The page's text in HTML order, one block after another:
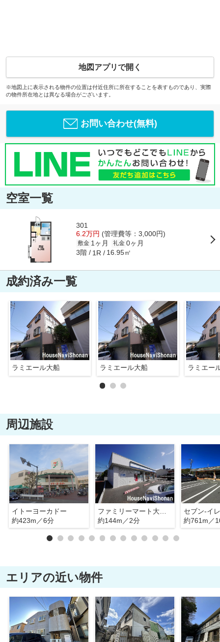
地図アプリで開く
※地図上に表示される物件の位置は付近住所に所在することを表すものであり、実際
の物件所在地とは異なる場合がございます。
お問い合わせ(無料)
空室一覧
301
6.2万円 (管理費等：3,000円)
敷金 1ヶ月 礼金 0ヶ月
3階 1R 16.95㎡
成約済み一覧
ラミエール大船 ラミエール大船 ラミエー
周辺施設
イトーヨーカドー
約423m／6分
ファミリーマート大船2丁目店
約144m／2分
約761m／
エリアの近い物件